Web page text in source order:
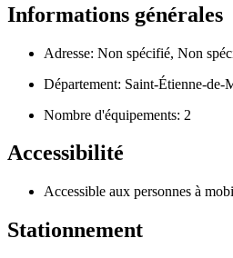
Informations générales
Adresse: Non spécifié, Non
Département: Saint-Étienne-de-
Nombre d'équipements: 2
Accessibilité
Accessible aux personnes à
Stationnement